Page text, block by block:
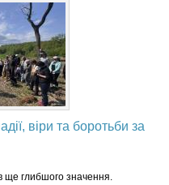
віри та боротьби за
ще глибшого значення.